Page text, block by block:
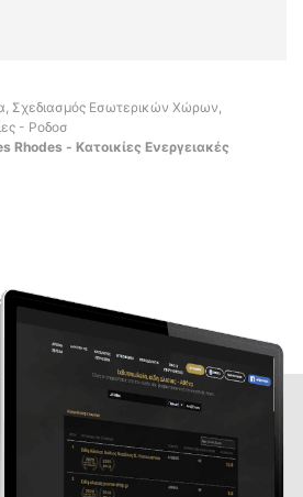
Σχεδιασμός Εσωτερικών Χώρων,
- Ροδοσ
Rhodes - Κατοικίες Ενεργειακές